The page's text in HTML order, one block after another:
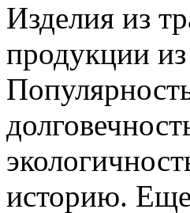
Изделия из
продукции
историю. Еще